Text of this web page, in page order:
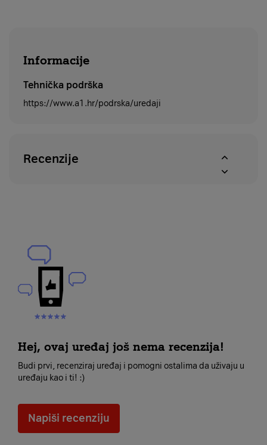
Informacije
Tehnička podrška
https://www.a1.hr/podrska/uredaji
Recenzije
Hej, ovaj uređaj još nema recenzija!
Budi prvi, recenziraj uređaj i pomogni ostalima da uživaju u
uređaju kao i ti! :)
Napiši recenziju